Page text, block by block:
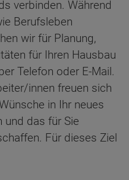
verbinden. Während
Berufsleben
wir für Planung,
für Ihren Hausbau
Telefon oder E-Mail.
innen freuen sich
in Ihr neues
und das für Sie
Für dieses Ziel